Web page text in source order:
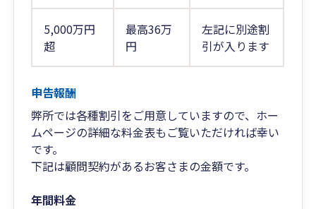
5,000万円
超
最高36万
円
左記に別途割
引が入ります
申告報酬
弊所では各種割引をご用意していますので、ホー
ムページの詳細な料金表もご覧いただければ幸い
です。
下記は顧問契約があるお客さまの金額です。
年間料金